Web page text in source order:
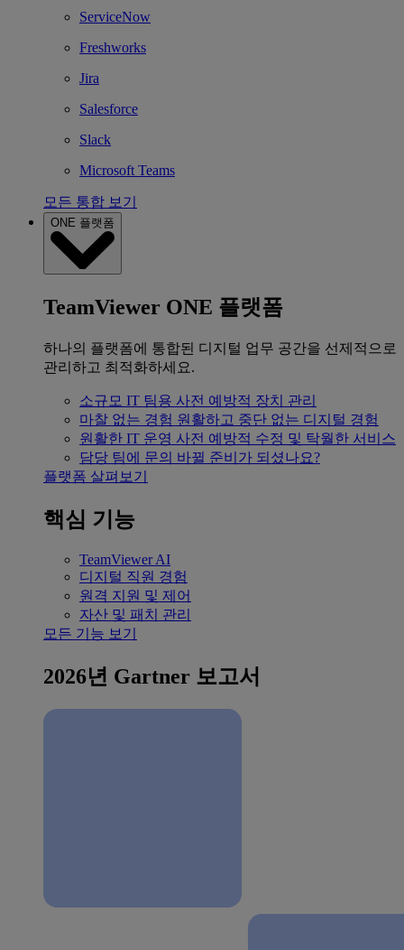
ServiceNow
Freshworks
Jira
Salesforce
Slack
Microsoft Teams
모든 통합 보기
ONE 플랫폼
TeamViewer ONE 플랫폼
하나의 플랫폼에 통합된 디지털 업무 공간을 선제적으로
관리하고 최적화하세요.
소규모 IT 팀용 사전 예방적 장치 관리
마찰 없는 경험 원활하고 중단 없는 디지털 경험
원활한 IT 운영 사전 예방적 수정 및 탁월한 서비스
담당 팀에 문의 바뀔 준비가 되셨나요?
플랫폼 살펴보기
핵심 기능
TeamViewer AI
디지털 직원 경험
원격 지원 및 제어
자산 및 패치 관리
모든 기능 보기
2026년 Gartner 보고서